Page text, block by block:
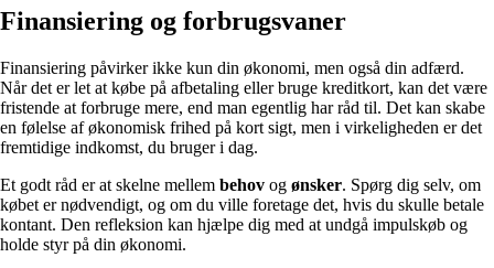
Finansiering og forbrugsvaner
Finansiering påvirker ikke kun din økonomi, men også din adfærd.
Når det er let at købe på afbetaling eller bruge kreditkort, kan det være
fristende at forbruge mere, end man egentlig har råd til. Det kan skabe
en følelse af økonomisk frihed på kort sigt, men i virkeligheden er det
fremtidige indkomst, du bruger i dag.
Et godt råd er at skelne mellem behov og ønsker. Spørg dig selv, om
købet er nødvendigt, og om du ville foretage det, hvis du skulle betale
kontant. Den refleksion kan hjælpe dig med at undgå impulskøb og
holde styr på din økonomi.